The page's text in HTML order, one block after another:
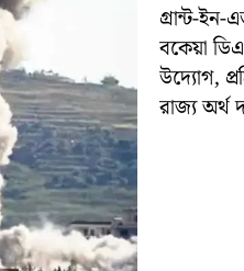
গ্রান্ট-ইন-
বকেয়া
উদ্যোগ,
রাজ্য